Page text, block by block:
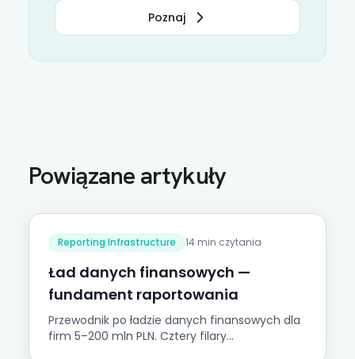
Poznaj
Powiązane artykuły
Reporting Infrastructure 14 min czytania
Ład danych finansowych —
fundament raportowania
Przewodnik po ładzie danych finansowych dla
firm 5–200 mln PLN. Cztery filary